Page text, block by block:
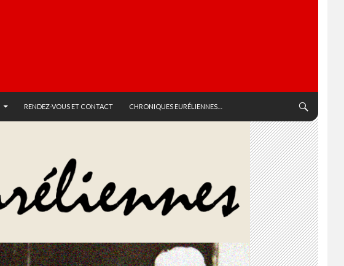
RENDEZ-VOUS ET CONTACT CHRONIQUES EURÉLIENNES…